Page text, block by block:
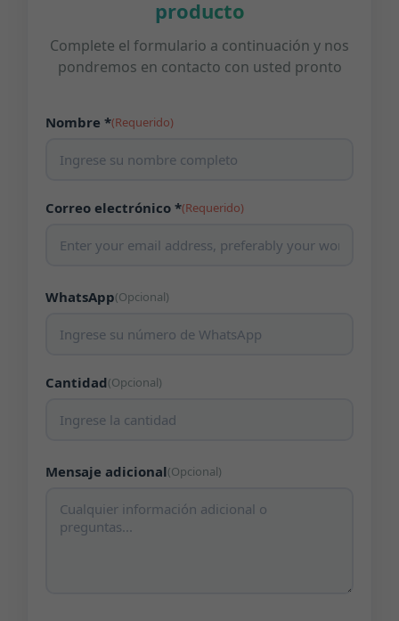
producto
Complete el formulario a continuación y nos
pondremos en contacto con usted pronto
Nombre *(Requerido)
Correo electrónico *(Requerido)
WhatsApp(Opcional)
Cantidad(Opcional)
Mensaje adicional(Opcional)